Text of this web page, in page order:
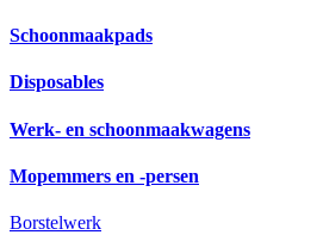
Schoonmaakpads
Disposables
Werk- en schoonmaakwagens
Mopemmers en -persen
Borstelwerk